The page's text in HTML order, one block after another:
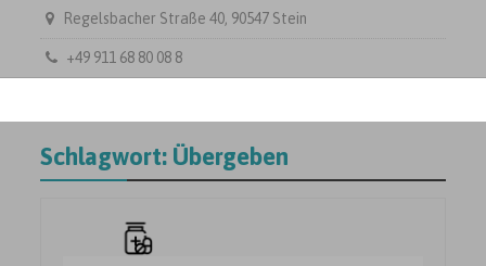
Regelsbacher Straße 40, 90547 Stein
+49 911 68 80 08 8
Schlagwort: Übergeben